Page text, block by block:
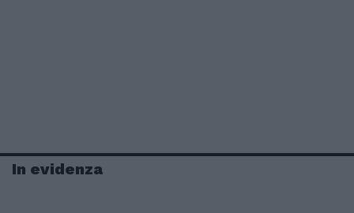
In evidenza